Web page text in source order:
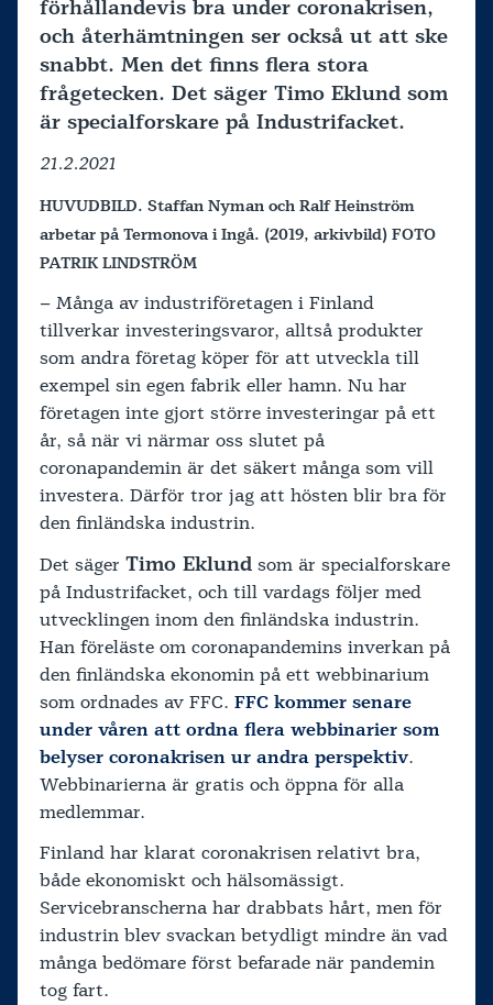
förhållandevis bra under coronakrisen,
och återhämtningen ser också ut att ske
snabbt. Men det finns flera stora
frågetecken. Det säger Timo Eklund som
är specialforskare på Industrifacket.
21.2.2021
HUVUDBILD. Staffan Nyman och Ralf Heinström
arbetar på Termonova i Ingå. (2019, arkivbild) FOTO
PATRIK LINDSTRÖM
– Många av industriföretagen i Finland
tillverkar investeringsvaror, alltså produkter
som andra företag köper för att utveckla till
exempel sin egen fabrik eller hamn. Nu har
företagen inte gjort större investeringar på ett
år, så när vi närmar oss slutet på
coronapandemin är det säkert många som vill
investera. Därför tror jag att hösten blir bra för
den finländska industrin.
Det säger Timo Eklund som är specialforskare
på Industrifacket, och till vardags följer med
utvecklingen inom den finländska industrin.
Han föreläste om coronapandemins inverkan på
den finländska ekonomin på ett webbinarium
som ordnades av FFC. FFC kommer senare
under våren att ordna flera webbinarier som
belyser coronakrisen ur andra perspektiv.
Webbinarierna är gratis och öppna för alla
medlemmar.
Finland har klarat coronakrisen relativt bra,
både ekonomiskt och hälsomässigt.
Servicebranscherna har drabbats hårt, men för
industrin blev svackan betydligt mindre än vad
många bedömare först befarade när pandemin
tog fart.